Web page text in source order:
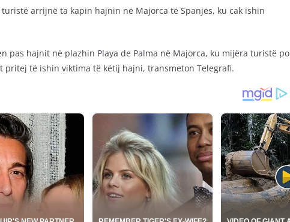
arrijnë ta kapin hajnin në Majorca të Spanjës, ku cak ishin
pas hajnit në plazhin Playa de Palma në Majorca, ku mijëra turistë po
pritej të ishin viktima të këtij hajni, transmeton Telegrafi.